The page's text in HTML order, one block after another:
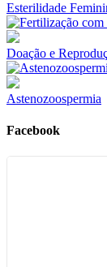
Esterilidade
Doação e
Astenozoospermia
Facebook